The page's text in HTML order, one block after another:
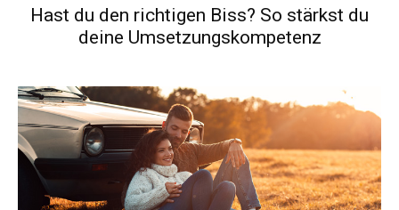
Hast du den richtigen Biss? So stärkst du
deine Umsetzungskompetenz